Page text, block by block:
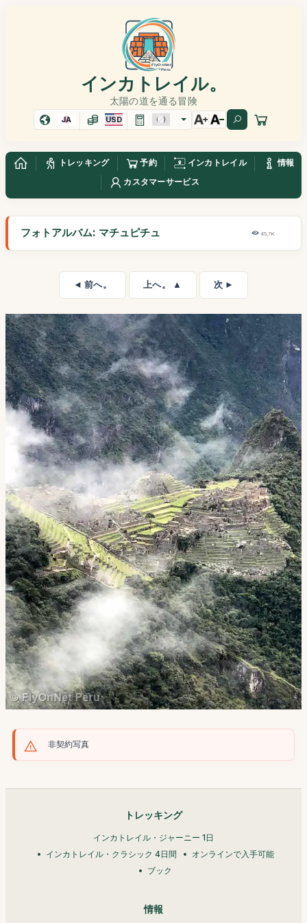
インカトレイル。
太陽の道を通る冒険
JA USD
トレッキング 予約 インカトレイル
情報
カスタマーサービス
フォトアルバム: マチュピチュ 45,7K
◄ 前へ。 上へ。 ▲ 次 ►
非契約写真
トレッキング
インカトレイル・ジャーニー 1日
インカトレイル・クラシック 4日間
オンラインで入手可能
ブック
情報